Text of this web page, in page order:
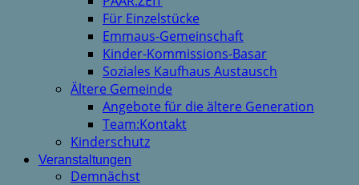
Für Einzelstücke
Emmaus-Gemeinschaft
Kinder-Kommissions-Basar
Soziales Kaufhaus Austausch
Ältere Gemeinde
Angebote für die ältere Generation
Team:Kontakt
Kinderschutz
Veranstaltungen
Demnächst